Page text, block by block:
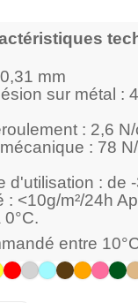
mm
sur métal :
: 2,6
: 78
d'utilisation : de
: <10g/m²/24h
entre
JauneRougeArgent
BleuMarron
Orange
Rose